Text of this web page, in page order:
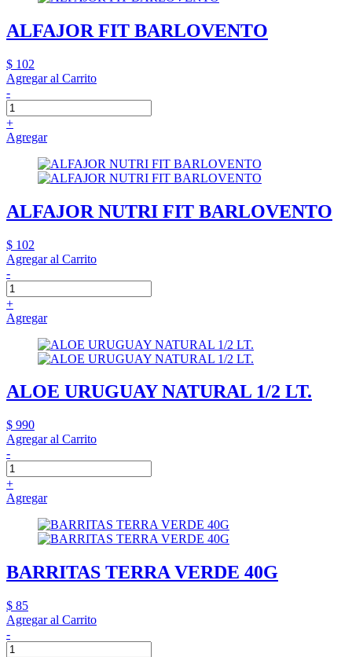
ALFAJOR FIT BARLOVENTO
$ 102
Agregar al Carrito
-
+
Agregar
ALFAJOR NUTRI FIT BARLOVENTO
$ 102
Agregar al Carrito
-
+
Agregar
ALOE URUGUAY NATURAL 1/2 LT.
$ 990
Agregar al Carrito
-
+
Agregar
BARRITAS TERRA VERDE 40G
$ 85
Agregar al Carrito
-